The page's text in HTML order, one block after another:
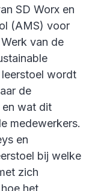
SD Worx en
(AMS) voor
van de
wordt
de
en wat dit
medewerkers.
en
bij welke
zich
het